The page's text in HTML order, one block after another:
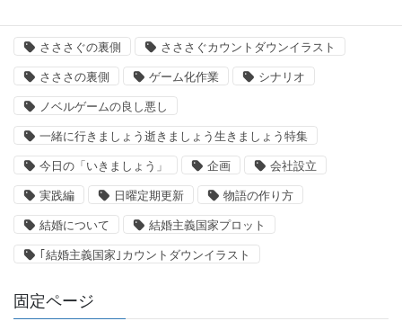
さささぐの裏側 さささぐカウントダウンイラスト
さささの裏側 ゲーム化作業 シナリオ
ノベルゲームの良し悪し
一緒に行きましょう逝きましょう生きましょう特集
今日の「いきましょう」 企画 会社設立
実践編 日曜定期更新 物語の作り方
結婚について 結婚主義国家プロット
｢結婚主義国家｣カウントダウンイラスト
固定ページ